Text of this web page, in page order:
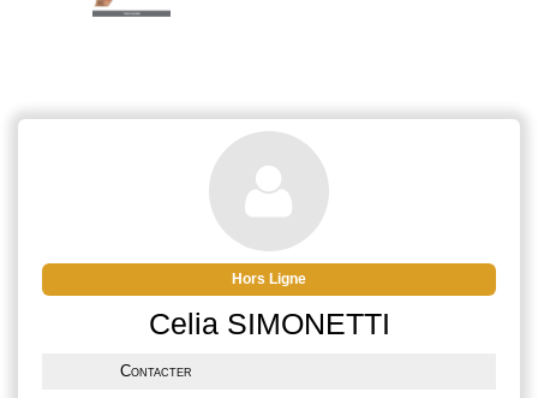
Google Play Store !
Hors Ligne
Celia SIMONETTI
Contacter